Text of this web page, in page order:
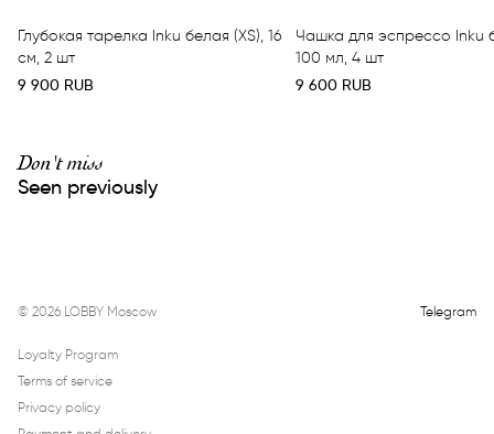
Глубокая тарелка Inku белая (XS), 16
см, 2 шт
9 900 RUB
Чашка для эспрессо Inku
100 мл, 4 шт
9 600 RUB
Don't miss
Seen previously
© 2026 LOBBY Moscow Telegram
Loyalty Program
Terms of service
Privacy policy